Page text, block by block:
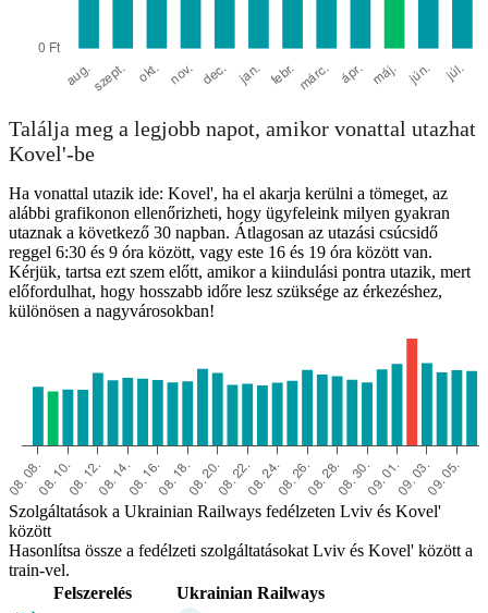
Találja meg a legjobb napot, amikor vonattal utazhat
Kovel'-be
Ha vonattal utazik ide: Kovel', ha el akarja kerülni a tömeget, az
alábbi grafikonon ellenőrizheti, hogy ügyfeleink milyen gyakran
utaznak a következő 30 napban. Átlagosan az utazási csúcsidő
reggel 6:30 és 9 óra között, vagy este 16 és 19 óra között van.
Kérjük, tartsa ezt szem előtt, amikor a kiindulási pontra utazik, mert
előfordulhat, hogy hosszabb időre lesz szüksége az érkezéshez,
különösen a nagyvárosokban!
Szolgáltatások a Ukrainian Railways fedélzeten Lviv és Kovel'
között
Hasonlítsa össze a fedélzeti szolgáltatásokat Lviv és Kovel' között a
train-vel.
Felszerelés
Ukrainian Railways